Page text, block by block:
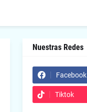
Nuestras Redes
Facebook
Tiktok